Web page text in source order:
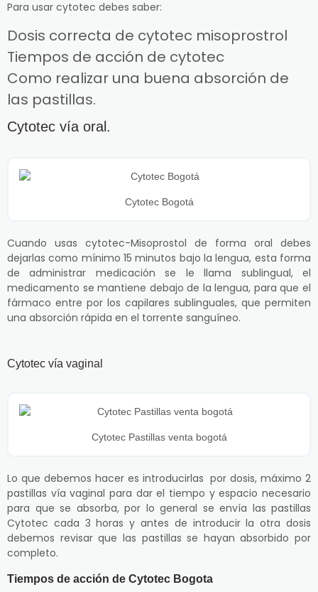
Para usar cytotec debes saber:
Dosis correcta de cytotec misoprostrol
Tiempos de acción de cytotec
Como realizar una buena absorción de
las pastillas.
Cytotec vía oral.
Cytotec Bogotá
Cuando usas cytotec-Misoprostol de forma oral debes
dejarlas como mínimo 15 minutos bajo la lengua, esta forma
de administrar medicación se le llama sublingual, el
medicamento se mantiene debajo de la lengua, para que el
fármaco entre por los capilares sublinguales, que permiten
una absorción rápida en el torrente sanguíneo.
Cytotec vía vaginal
Cytotec Pastillas venta bogotá
Lo que debemos hacer es introducirlas por dosis, máximo 2
pastillas vía vaginal para dar el tiempo y espacio necesario
para que se absorba, por lo general se envía las pastillas
Cytotec cada 3 horas y antes de introducir la otra dosis
debemos revisar que las pastillas se hayan absorbido por
completo.
Tiempos de acción de Cytotec Bogota